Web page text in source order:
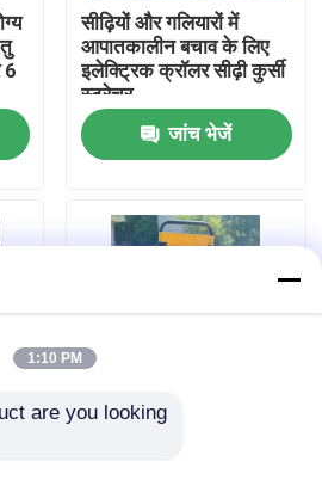
6
सीढ़ियों और गलियारों में
आपातकालीन बचाव के लिए
इलेक्ट्रिक क्रॉलर सीढ़ी कुर्सी
स्ट्रेचर
जांच भेजें
1:10 PM
are you looking